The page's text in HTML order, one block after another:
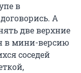
в
А
две верхние
в мини-версию
соседей